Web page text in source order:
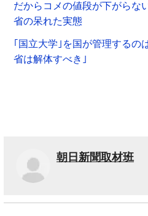
だからコメの値段が下がらな
省の呆れた実態
｢国立大学｣を国が管理する
省は解体すべき｣
朝日新聞取材班